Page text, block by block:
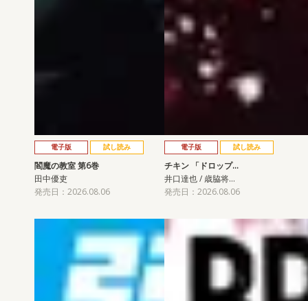
電子版 試し読み
閻魔の教室 第6巻
田中優吏
発売日：2026.08.06
電子版 試し読み
チキン 「ドロップ…
井口達也 / 歳脇将…
発売日：2026.08.06